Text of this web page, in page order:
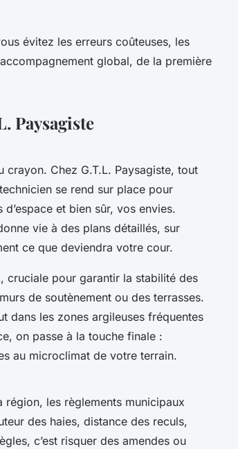
évitez les erreurs coûteuses, les
global, de la première
Paysagiste
Chez G.T.L. Paysagiste, tout
se rend sur place pour
et bien sûr, vos envies.
vie à des plans détaillés, sur
ce que deviendra votre cour.
, cruciale pour garantir la stabilité des
de soutènement ou des terrasses.
dans les zones argileuses fréquentes
on passe à la touche finale :
au microclimat de votre terrain.
les règlements municipaux
des haies, distance des reculs,
c’est risquer des amendes ou